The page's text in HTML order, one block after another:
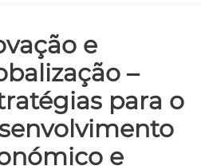
e
–
para o
e